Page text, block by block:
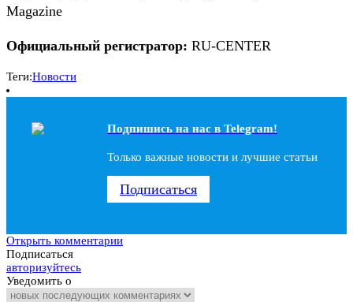
Magazine
Официальный регистратор: RU-CENTER
Теги:Новости
Подпишись на наc в Telegram!
Только важные новости и лучшие статьи
Подписаться
Открыть комментарии
Подписаться
авторизуйтесь
Уведомить о